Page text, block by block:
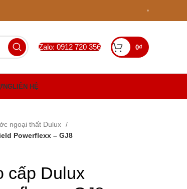
Zalo: 0912 720 356 0₫
LIÊN HỆ
ngoại thất Dulux
Powerflexx – GJ8
cấp Dulux